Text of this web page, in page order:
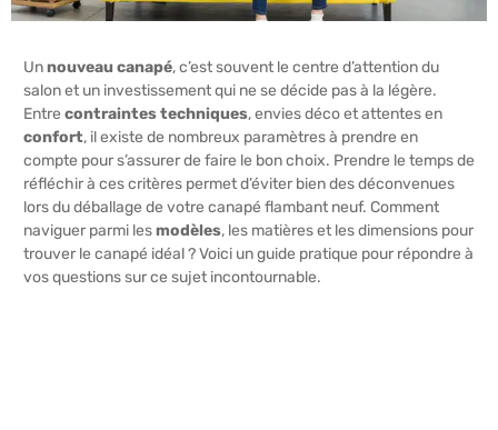
Unnouveau canapé, c’est souvent le centre d’attention du
salon et un investissement qui ne se décide pas à la légère.
Entre contraintes techniques, envies déco et attentes en
confort, il existe de nombreux paramètres à prendre en
compte pour s’assurer de faire le bon choix. Prendre le temps de
réfléchir à ces critères permet d’éviter bien des déconvenues
lors du déballage de votre canapé flambant neuf. Comment
naviguer parmi lesmodèles, les matières et les dimensions pour
trouver le canapé idéal ? Voici un guide pratique pour répondre à
vos questions sur ce sujet incontournable.